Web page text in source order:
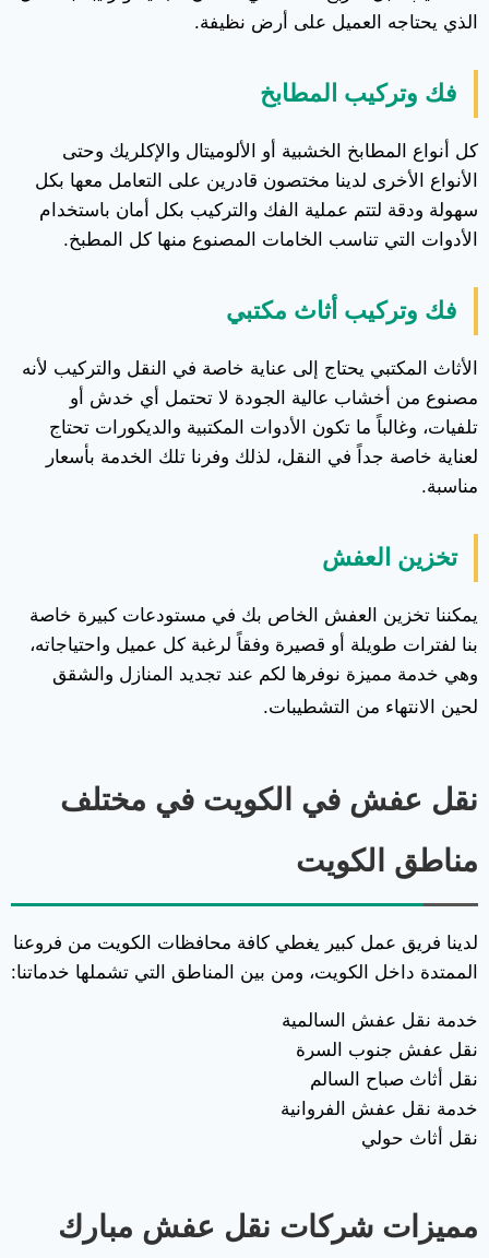
الذي يحتاجه العميل على أرض نظيفة.
فك وتركيب المطابخ
كل أنواع المطابخ الخشبية أو الألوميتال والإكلريك وحتى
الأنواع الأخرى لدينا مختصون قادرين على التعامل معها بكل
سهولة ودقة لتتم عملية الفك والتركيب بكل أمان باستخدام
الأدوات التي تناسب الخامات المصنوع منها كل المطبخ.
فك وتركيب أثاث مكتبي
الأثاث المكتبي يحتاج إلى عناية خاصة في النقل والتركيب لأنه
مصنوع من أخشاب عالية الجودة لا تحتمل أي خدش أو
تلفيات، وغالباً ما تكون الأدوات المكتبية والديكورات تحتاج
لعناية خاصة جداً في النقل، لذلك وفرنا تلك الخدمة بأسعار
مناسبة.
تخزين العفش
يمكننا تخزين العفش الخاص بك في مستودعات كبيرة خاصة
بنا لفترات طويلة أو قصيرة وفقاً لرغبة كل عميل واحتياجاته،
وهي خدمة مميزة نوفرها لكم عند تجديد المنازل والشقق
لحين الانتهاء من التشطيبات.
نقل عفش في الكويت في مختلف
مناطق الكويت
لدينا فريق عمل كبير يغطي كافة محافظات الكويت من فروعنا
الممتدة داخل الكويت، ومن بين المناطق التي تشملها خدماتنا:
خدمة نقل عفش السالمية
نقل عفش جنوب السرة
نقل أثاث صباح السالم
خدمة نقل عفش الفروانية
نقل أثاث حولي
مميزات شركات نقل عفش مبارك